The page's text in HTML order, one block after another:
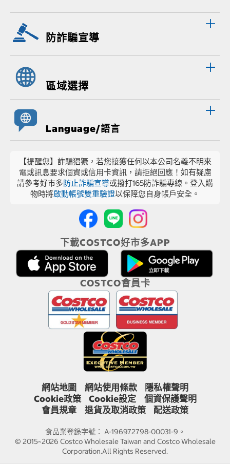
防詐騙宣導
區域選擇
Language/語言
【提醒您】詐騙猖獗，若您接獲任何以本公司名義不明來
電或訊息要求個資或信用卡資訊，請拒絕回應！如有疑慮
請參考好市多防止詐騙宣導或撥打165防詐騙專線。登入購
物時將啟動帳號雙重驗證以保障您自身帳戶安全。
下載COSTCO好市多APP
COSTCO會員卡
網站地圖 網站使用條款
隱私權聲明
Cookie政策
Cookie設定
個資保護聲明
會員規章
退貨及取消政策 配送政策
食品業登錄字號： A-196972798-00031-9。
© 2015~2026 Costco Wholesale Taiwan and Costco Wholesale
Corporation.All Rights Reserved.